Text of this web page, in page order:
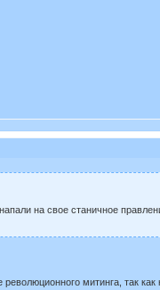
на свое станичное
митинга, так